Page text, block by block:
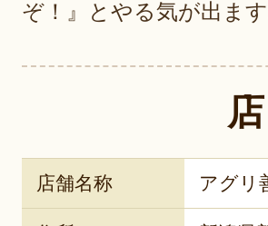
ぞ！』とやる気が出ま
店舗名称 アグリ